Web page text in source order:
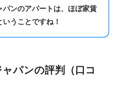
パンのアパートは、ほぼ家賃
うことですね！
パンの評判（口コ